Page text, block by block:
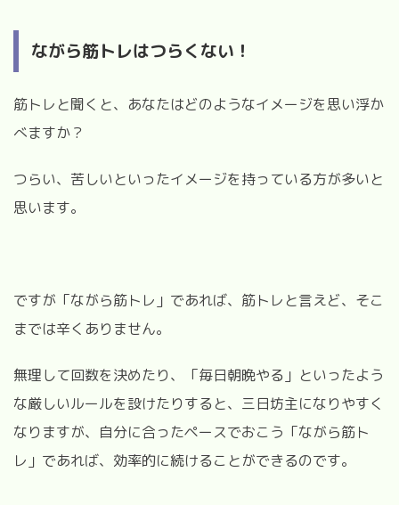
ながら筋トレはつらくない！
筋トレと聞くと、あなたはどのようなイメージを思い浮か
べますか？
つらい、苦しいといったイメージを持っている方が多いと
思います。
ですが「ながら筋トレ」であれば、筋トレと言えど、そこ
までは辛くありません。
無理して回数を決めたり、「毎日朝晩やる」といったよう
な厳しいルールを設けたりすると、三日坊主になりやすく
なりますが、自分に合ったペースでおこう「ながら筋ト
レ」であれば、効率的に続けることができるのです。